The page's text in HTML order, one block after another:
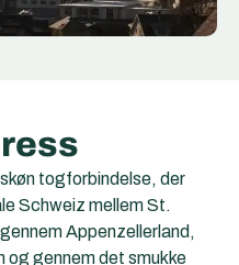
togforbindelse, der
Schweiz mellem St.
Appenzellerland,
og gennem det smukke